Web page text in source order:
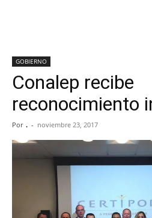
GOBIERNO
Conalep recibe
reconocimiento
Por . - noviembre 23, 2017